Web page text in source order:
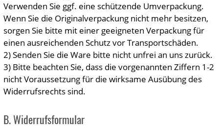
Verwenden Sie ggf. eine schützende Umverpackung.
Wenn Sie die Originalverpackung nicht mehr besitzen,
sorgen Sie bitte mit einer geeigneten Verpackung für
einen ausreichenden Schutz vor Transportschäden.
2) Senden Sie die Ware bitte nicht unfrei an uns zurück.
3) Bitte beachten Sie, dass die vorgenannten Ziffern 1-2
nicht Voraussetzung für die wirksame Ausübung des
Widerrufsrechts sind.
B. Widerrufsformular